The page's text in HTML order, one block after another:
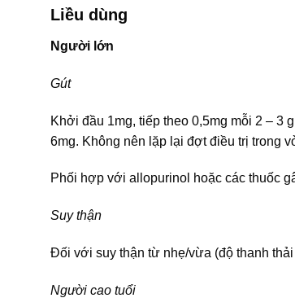
Liều dùng
Người lớn
Gút
Khởi đầu 1mg, tiếp theo 0,5mg mỗi 2 – 3
6mg. Không nên lặp lại đợt điều trị trong
Phối hợp với allopurinol hoặc các thuốc
Suy thận
Đối với suy thận từ nhẹ/vừa (độ thanh
Người cao tuổi